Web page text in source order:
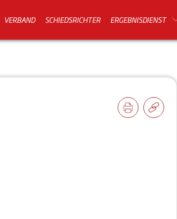
VERBAND SCHIEDSRICHTER ERGEBNISDIENST